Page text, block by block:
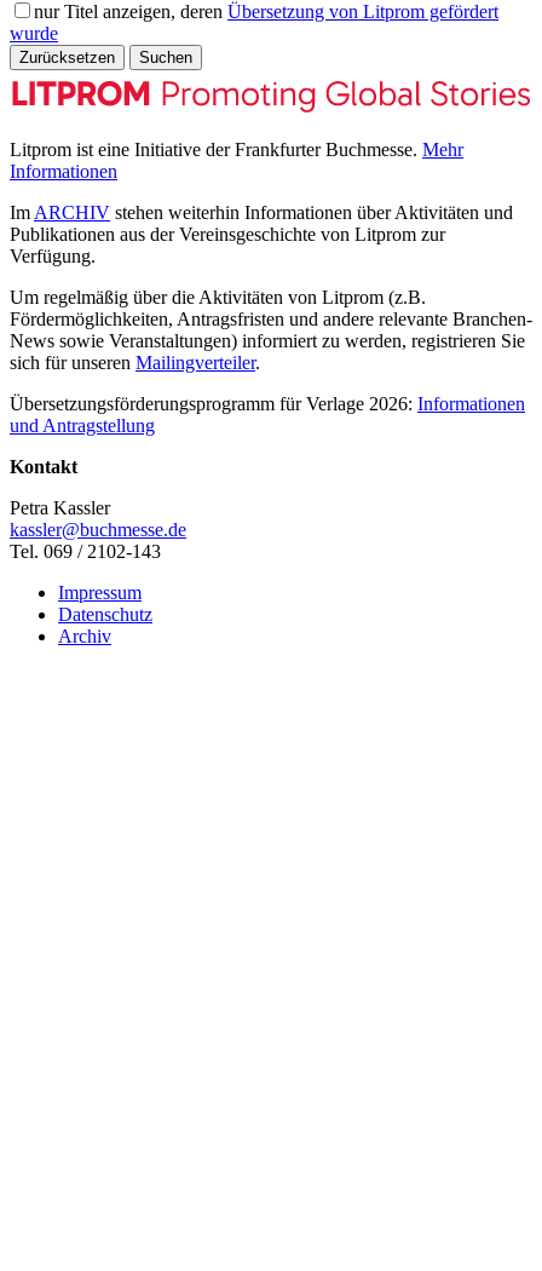
nur Titel anzeigen, deren Übersetzung von Litprom gefördert
wurde
Zurücksetzen Suchen
Litprom ist eine Initiative der Frankfurter Buchmesse. Mehr
Informationen
Im ARCHIV stehen weiterhin Informationen über Aktivitäten und
Publikationen aus der Vereinsgeschichte von Litprom zur
Verfügung.
Um regelmäßig über die Aktivitäten von Litprom (z.B.
Fördermöglichkeiten, Antragsfristen und andere relevante Branchen-
News sowie Veranstaltungen) informiert zu werden, registrieren Sie
sich für unseren Mailingverteiler.
Übersetzungsförderungsprogramm für Verlage 2026: Informationen
und Antragstellung
Kontakt
Petra Kassler
kassler@buchmesse.de
Tel. 069 / 2102-143
Impressum
Datenschutz
Archiv